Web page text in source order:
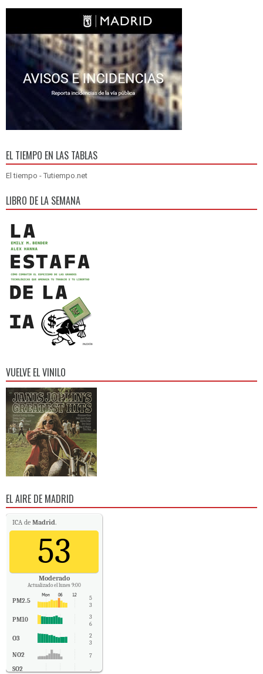
EL TIEMPO EN LAS TABLAS
El tiempo - Tutiempo.net
LIBRO DE LA SEMANA
VUELVE EL VINILO
EL AIRE DE MADRID
ICA de Madrid.
53
Moderado
Actualizado el lunes 9:00
PM2.5
5
3
PM10
3
6
O3
2
3
NO2 7
SO2 -